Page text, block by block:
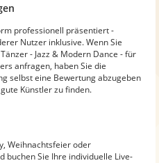
professionell präsentiert -
Nutzer inklusive. Wenn Sie
- Jazz & Modern Dance - für
anfragen, haben Sie die
selbst eine Bewertung abzugeben
Künstler zu finden.
Weihnachtsfeier oder
buchen Sie Ihre individuelle Live-